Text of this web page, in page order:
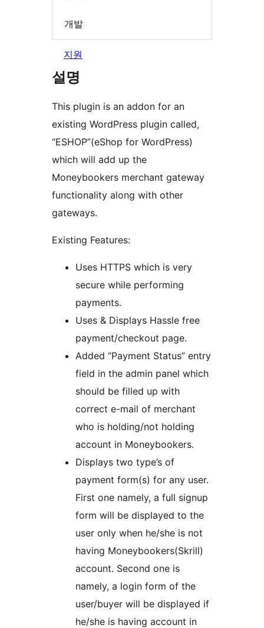
개발
지원
설명
This plugin is an addon for an
existing WordPress plugin called,
“ESHOP”(eShop for WordPress)
which will add up the
Moneybookers merchant gateway
functionality along with other
gateways.
Existing Features:
Uses HTTPS which is very
secure while performing
payments.
Uses & Displays Hassle free
payment/checkout page.
Added “Payment Status” entry
field in the admin panel which
should be filled up with
correct e-mail of merchant
who is holding/not holding
account in Moneybookers.
Displays two type’s of
payment form(s) for any user.
First one namely, a full signup
form will be displayed to the
user only when he/she is not
having Moneybookers(Skrill)
account. Second one is
namely, a login form of the
user/buyer will be displayed if
he/she is having account in